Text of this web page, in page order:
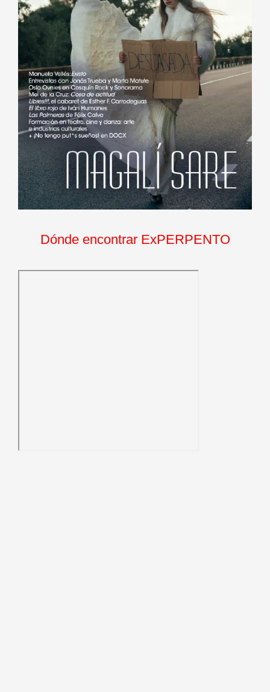
Dónde encontrar ExPERPENTO